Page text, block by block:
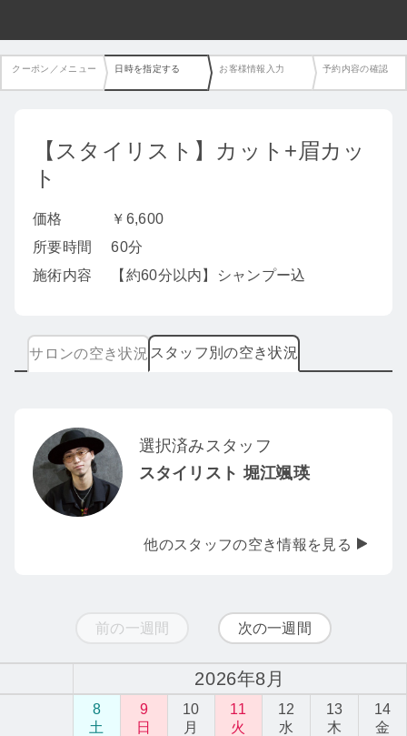
クーポン／メニュー 日時を指定する お客様情報入力 予約内容の確認
【スタイリスト】カット+眉カッ
ト
価格
￥6,600
所要時間
60分
施術内容
【約60分以内】シャンプー込
サロンの空き状況 スタッフ別の空き状況
選択済みスタッフ
スタイリスト 堀江颯瑛
他のスタッフの空き情報を見る
前の一週間 次の一週間
2026年8月
8
土
9
日
10
月
11
火
12
水
13
木
14
金